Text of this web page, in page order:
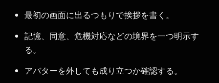
最初の画面に出るつもりで挨拶を書く。
記憶、同意、危機対応などの境界を一つ明示す
る。
アバターを外しても成り立つか確認する。